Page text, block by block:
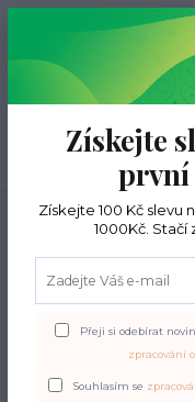
Úvod Schachenmayr
Cotton
Získejte
první
Získejte 100 Kč slevu
1000Kč. Stačí
Přeji si odebírat
zpracování
Souhlasím se